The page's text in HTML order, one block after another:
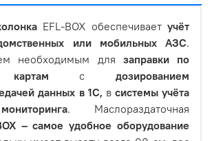
EFL-BOX обеспечивает учёт
или мобильных АЗС.
необходимым для заправки по
сдозированием
данных в 1С, в системы учёта
. Маслораздаточная
– самое удобное оборудование